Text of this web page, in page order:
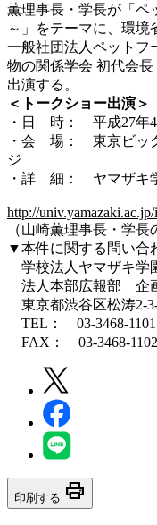
薫理事長・学長が「ペ
～」をテーマに、環境
一般社団法人ペットフ
物の関係学会 初代会
出演する。
＜トークショー出演＞
・日 時： 平成27年4
・会 場： 東京ビ
ジ
・詳 細： ヤマザキ
http://
（山崎薫理事長・学長
▼本件に関する問い合
学校法人ヤマザキ学
法人本部広報部 企
東京都渋谷区松涛2-
TEL： 03-3468-
FAX： 03-3468-1102
印刷する print